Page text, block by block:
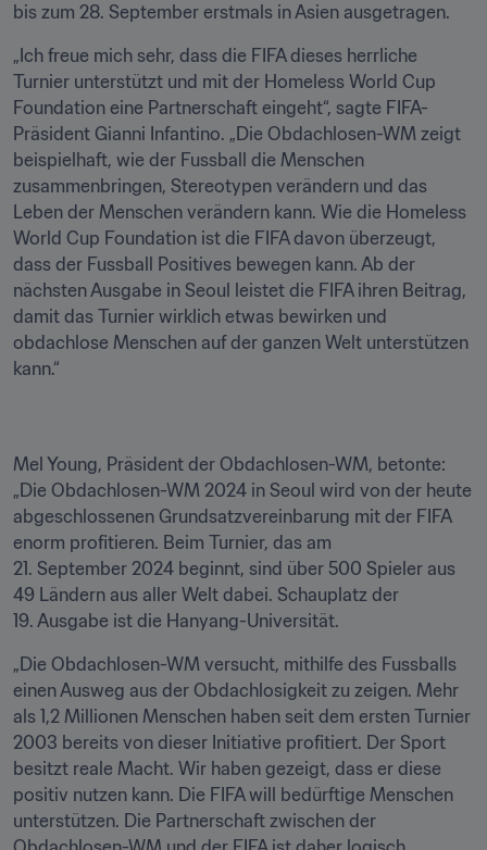
bis zum 28. September erstmals in Asien ausgetragen.
„Ich freue mich sehr, dass die FIFA dieses herrliche
Turnier unterstützt und mit der Homeless World Cup
Foundation eine Partnerschaft eingeht“, sagte FIFA-
Präsident Gianni Infantino. „Die Obdachlosen-WM zeigt
beispielhaft, wie der Fussball die Menschen
zusammenbringen, Stereotypen verändern und das
Leben der Menschen verändern kann. Wie die Homeless
World Cup Foundation ist die FIFA davon überzeugt,
dass der Fussball Positives bewegen kann. Ab der
nächsten Ausgabe in Seoul leistet die FIFA ihren Beitrag,
damit das Turnier wirklich etwas bewirken und
obdachlose Menschen auf der ganzen Welt unterstützen
kann.“
Mel Young, Präsident der Obdachlosen-WM, betonte:
„Die Obdachlosen-WM 2024 in Seoul wird von der heute
abgeschlossenen Grundsatzvereinbarung mit der FIFA
enorm profitieren. Beim Turnier, das am
21. September 2024 beginnt, sind über 500 Spieler aus
49 Ländern aus aller Welt dabei. Schauplatz der
19. Ausgabe ist die Hanyang-Universität.
„Die Obdachlosen-WM versucht, mithilfe des Fussballs
einen Ausweg aus der Obdachlosigkeit zu zeigen. Mehr
als 1,2 Millionen Menschen haben seit dem ersten Turnier
2003 bereits von dieser Initiative profitiert. Der Sport
besitzt reale Macht. Wir haben gezeigt, dass er diese
positiv nutzen kann. Die FIFA will bedürftige Menschen
unterstützen. Die Partnerschaft zwischen der